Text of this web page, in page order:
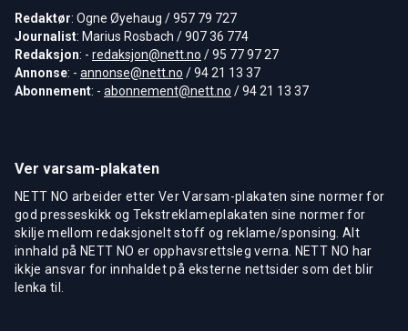
Redaktør: Ogne Øyehaug / 957 79 727
Journalist: Marius Rosbach / 907 36 774
Redaksjon: - redaksjon@nett.no / 95 77 97 27
Annonse: - annonse@nett.no / 94 21 13 37
Abonnement: - abonnement@nett.no / 94 21 13 37
Ver varsam-plakaten
NETT NO arbeider etter Ver Varsam-plakaten sine normer for
god presseskikk og Tekstreklameplakaten sine normer for
skilje mellom redaksjonelt stoff og reklame/sponsing. Alt
innhald på NETT NO er opphavsrettsleg verna. NETT NO har
ikkje ansvar for innhaldet på eksterne nettsider som det blir
lenka til.